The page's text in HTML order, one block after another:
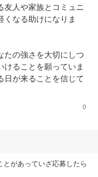
友人や家族とコミュニ
くなる助けになりま
たの強さを大切にしつ
けることを願っていま
日が来ることを信じて
0
があっていざ応募したら